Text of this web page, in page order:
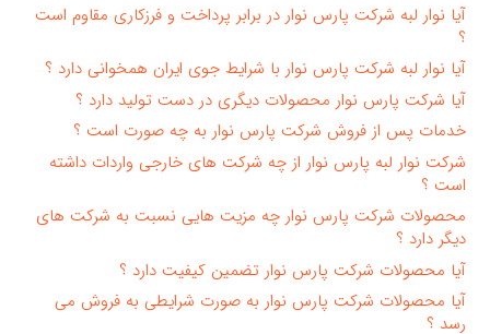
آیا نوار لبه شرکت پارس نوار در برابر پرداخت و فرزکاری مقاوم است
؟
آیا نوار لبه شرکت پارس نوار با شرایط جوی ایران همخوانی دارد ؟
آیا شرکت پارس نوار محصولات دیگری در دست تولید دارد ؟
خدمات پس از فروش شرکت پارس نوار به چه صورت است ؟
شرکت نوار لبه پارس نوار از چه شرکت های خارجی واردات داشته
است ؟
محصولات شرکت پارس نوار چه مزیت هایی نسبت به شرکت های
دیگر دارد ؟
آیا محصولات شرکت پارس نوار تضمین کیفیت دارد ؟
آیا محصولات شرکت پارس نوار به صورت شرایطی به فروش می
رسد ؟